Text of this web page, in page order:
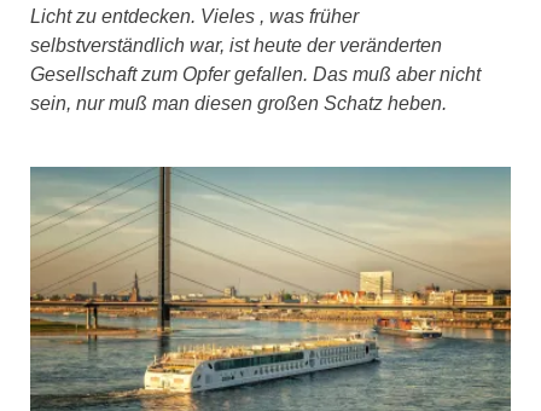
Licht zu entdecken. Vieles , was früher
selbstverständlich war, ist heute der veränderten
Gesellschaft zum Opfer gefallen. Das muß aber nicht
sein, nur muß man diesen großen Schatz heben.